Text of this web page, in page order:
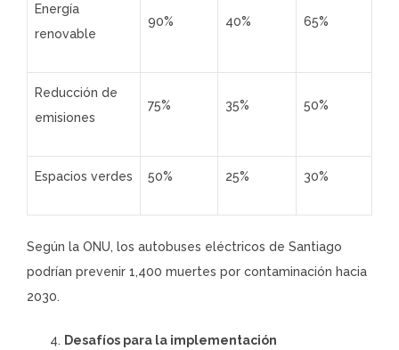
Energía
renovable
90% 40% 65%
Reducción de
emisiones
75% 35% 50%
Espacios verdes 50% 25% 30%
Según la ONU, los autobuses eléctricos de Santiago
podrían prevenir 1,400 muertes por contaminación hacia
2030.
Desafíos para la implementación